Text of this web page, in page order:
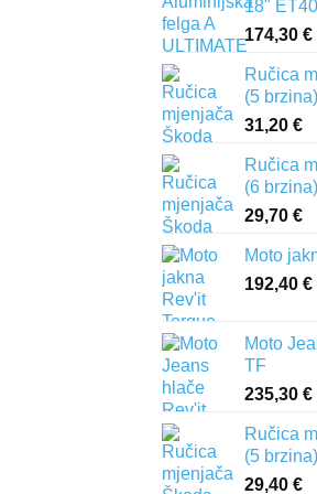
18" ET40
174,30 €
Ručica
(5
31,20 €
Ručica
(6 brzina)
29,70 €
Moto
192,40 €
Moto
TF
235,30 €
Ručica
(5 brzina)
29,40 €